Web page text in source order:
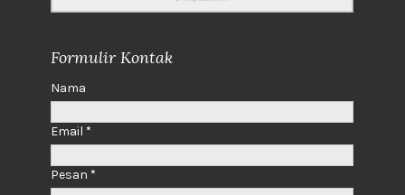
Formulir Kontak
Nama
Email *
Pesan *